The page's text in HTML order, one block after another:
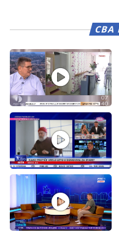
СВА